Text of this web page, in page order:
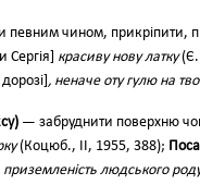
певним чином, прикріпити,
Сергія] красиву нову латку(Є.
, неначе оту гулю на
— забруднити поверхню
(Коцюб., II, 1955, 388);
приземленість людського